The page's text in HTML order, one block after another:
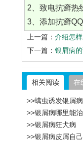
2、致电抗癣热
3、添加抗癣QQ
上一篇： 介绍怎
下一篇： 银屑病
相关阅读 在
>>螨虫诱发银屑病
>>银屑病哪里能
>>银屑病狂犬病
>>银屑病皮屑自